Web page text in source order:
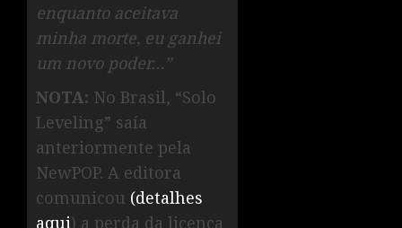
enquanto aceitava
minha morte, eu ganhei
um novo poder…”
NOTA: No Brasil, “Solo
Leveling” saía
anteriormente pela
NewPOP. A editora
comunicou (detalhes
aqui) a perda da licença